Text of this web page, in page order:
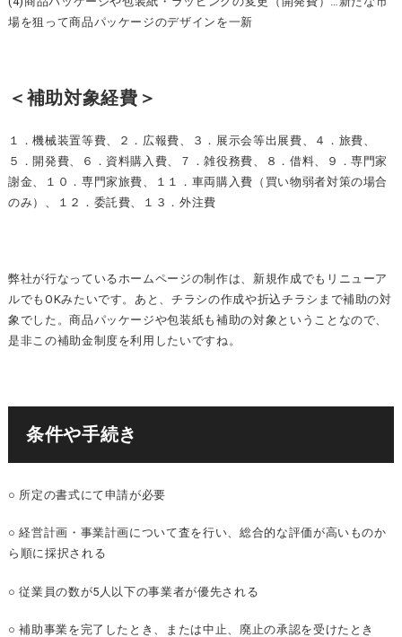
場を狙って商品パッケージのデザインを一新
＜補助対象経費＞
１．機械装置等費、２．広報費、３．展示会等出展費、４．旅費、
５．開発費、６．資料購入費、７．雑役務費、８．借料、９．専門家
謝金、１０．専門家旅費、１１．車両購入費（買い物弱者対策の場合
のみ）、１２．委託費、１３．外注費
弊社が行なっているホームページの制作は、新規作成でもリニューア
ルでもOKみたいです。あと、チラシの作成や折込チラシまで補助の対
象でした。商品パッケージや包装紙も補助の対象ということなので、
是非この補助金制度を利用したいですね。
条件や手続き
○ 所定の書式にて申請が必要
○ 経営計画・事業計画について査を行い、総合的な評価が高いものか
ら順に採択される
○ 従業員の数が5人以下の事業者が優先される
○ 補助事業を完了したとき、または中止、廃止の承認を受けたとき